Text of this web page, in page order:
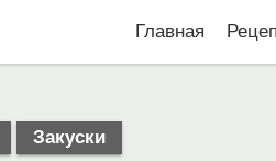
Главная
Закуски